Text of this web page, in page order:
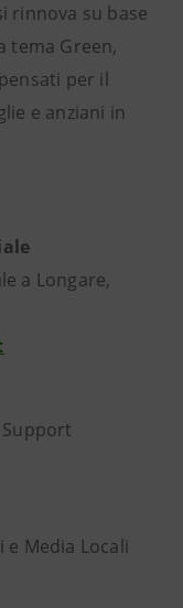
rinnova su base
tema Green,
per il
e anziani in
a Longare,
Media Locali